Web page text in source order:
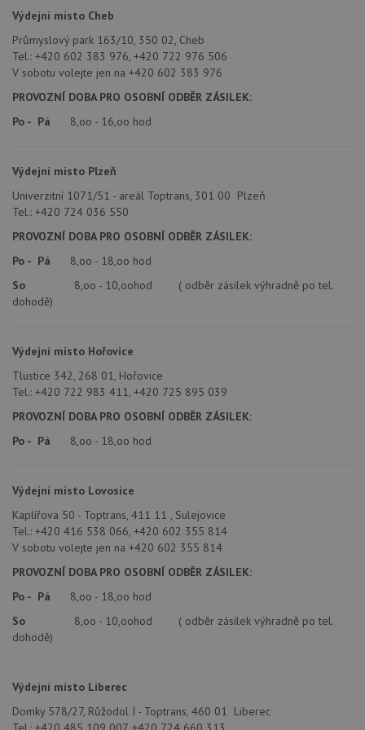
Výdejní místo Cheb
Průmyslový park 163/10, 350 02, Cheb
Tel.: +420 602 383 976, +420 722 976 506
V sobotu volejte jen na +420 602 383 976
PROVOZNÍ DOBA PRO OSOBNÍ ODBĚR ZÁSILEK:
Po - Pá 8,oo - 16,oo hod
Výdejní místo Plzeň
Univerzitní 1071/51 - areál Toptrans, 301 00 Plzeň
Tel.: +420 724 036 550
PROVOZNÍ DOBA PRO OSOBNÍ ODBĚR ZÁSILEK:
Po - Pá 8,oo - 18,oo hod
So 8,oo - 10,oohod ( odběr zásilek výhradně po tel.
dohodě)
Výdejní místo Hořovice
Tlustice 342, 268 01, Hořovice
Tel.: +420 722 983 411, +420 725 895 039
PROVOZNÍ DOBA PRO OSOBNÍ ODBĚR ZÁSILEK:
Po - Pá 8,oo - 18,oo hod
Výdejní místo Lovosice
Kaplířova 50 - Toptrans, 411 11 , Sulejovice
Tel.: +420 416 538 066, +420 602 355 814
V sobotu volejte jen na +420 602 355 814
PROVOZNÍ DOBA PRO OSOBNÍ ODBĚR ZÁSILEK:
Po - Pá 8,oo - 18,oo hod
So 8,oo - 10,oohod ( odběr zásilek výhradně po tel.
dohodě)
Výdejní místo Liberec
Domky 578/27, Růžodol I - Toptrans, 460 01 Liberec